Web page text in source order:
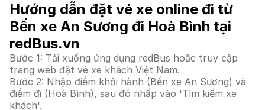
Hướng dẫn đặt vé xe online đi từ
Bến xe An Sương đi Hoà Bình tại
redBus.vn
Bước 1: Tải xuống ứng dụng redBus hoặc truy cập
trang web đặt vé xe khách Việt Nam.
Bước 2: Nhập điểm khởi hành (Bến xe An Sương) và
điểm đi (Hoà Bình), sau đó nhấp vào 'Tìm kiếm xe
khách'.